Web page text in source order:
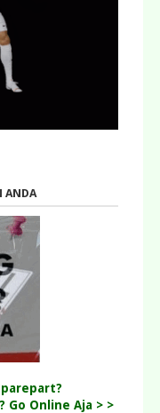
ANDA
Go Online Aja > >